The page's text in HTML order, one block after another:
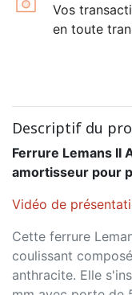
Vos
en toute
Descriptif du
Ferrure Lemans II
amortisseur pour
Vidéo de
Cette ferrure
coulissant
anthracite. Elle